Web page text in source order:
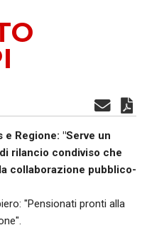
e Regione: "Serve un
rilancio condiviso che
collaborazione pubblico-
"Pensionati pronti alla